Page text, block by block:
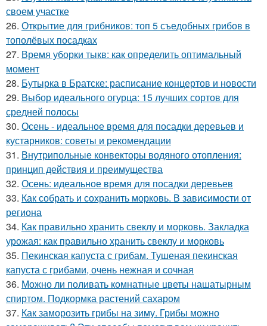
своем участке
26. Открытие для грибников: топ 5 съедобных грибов в
тополёвых посадках
27. Время уборки тыкв: как определить оптимальный
момент
28. Бутырка в Братске: расписание концертов и новости
29. Выбор идеального огурца: 15 лучших сортов для
средней полосы
30. Осень - идеальное время для посадки деревьев и
кустарников: советы и рекомендации
31. Внутрипольные конвекторы водяного отопления:
принцип действия и преимущества
32. Осень: идеальное время для посадки деревьев
33. Как собрать и сохранить морковь. В зависимости от
региона
34. Как правильно хранить свеклу и морковь. Закладка
урожая: как правильно хранить свеклу и морковь
35. Пекинская капуста с грибам. Тушеная пекинская
капуста с грибами, очень нежная и сочная
36. Можно ли поливать комнатные цветы нашатырным
спиртом. Подкормка растений сахаром
37. Как заморозить грибы на зиму. Грибы можно